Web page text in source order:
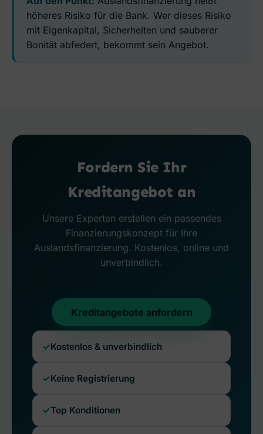
höheres Risiko für die Bank. Wer dieses Risiko
mit Eigenkapital, Sicherheiten und sauberer
Bonität abfedert, bekommt sein Angebot.
Fordern Sie Ihr
Kreditangebot an
Unsere Experten erstellen ein passendes
Finanzierungskonzept für Ihre
Auslandsfinanzierung. Kostenlos, online und
unverbindlich.
Kreditangebote anfordern
Kostenlos & unverbindlich
Keine Registrierung
Top Konditionen